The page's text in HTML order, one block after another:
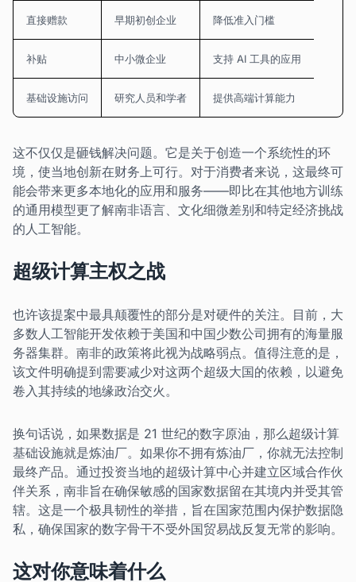
直接赠款 早期初创企业 降低准入门槛
补贴 中小微企业 支持 AI 工具的应用
基础设施访问 研究人员和学者 提供高端计算能力
这不仅仅是砸钱解决问题。它是关于创造一个系统性的环
境，使当地创新在财务上可行。对于消费者来说，这最终可
能会带来更多本地化的应用和服务——即比在其他地方训练
的通用模型更了解南非语言、文化细微差别和特定经济挑战
的人工智能。
超级计算主权之战
也许该提案中最具颠覆性的部分是对硬件的关注。目前，大
多数人工智能开发依赖于美国和中国少数公司拥有的海量服
务器集群。南非的政策将此视为战略弱点。值得注意的是，
该文件明确提到需要减少对这两个超级大国的依赖，以避免
卷入其持续的地缘政治交火。
换句话说，如果数据是 21 世纪的数字原油，那么超级计算
基础设施就是炼油厂。如果你不拥有炼油厂，你就无法控制
最终产品。通过投资当地的超级计算中心并建立区域合作伙
伴关系，南非旨在确保敏感的国家数据留在其境内并受其管
辖。这是一个极具韧性的举措，旨在国家范围内保护数据隐
私，确保国家的数字骨干不受外国贸易战反复无常的影响。
这对你意味着什么